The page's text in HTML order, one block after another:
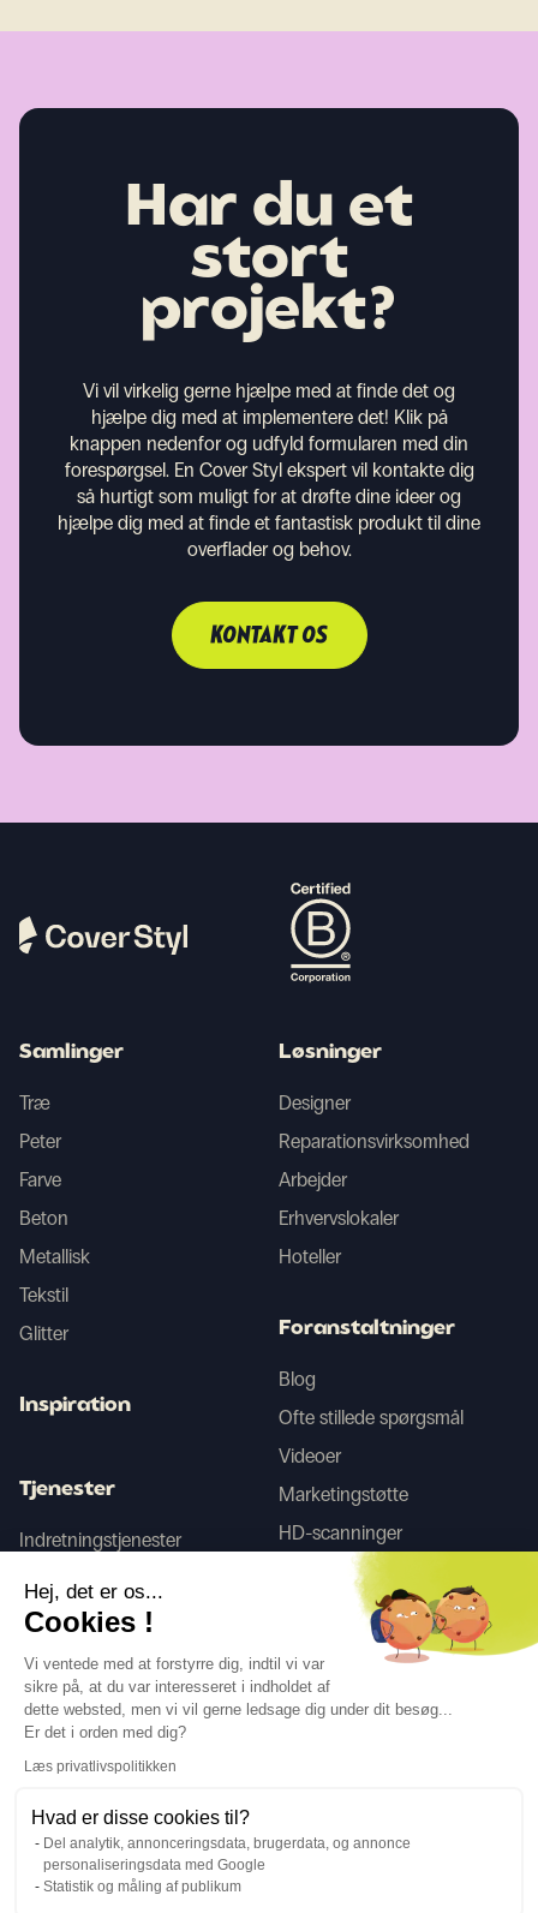
Har du et
stort
projekt?
Vi vil virkelig gerne hjælpe med at finde det og
hjælpe dig med at implementere det! Klik på
knappen nedenfor og udfyld formularen med din
forespørgsel. En Cover Styl ekspert vil kontakte dig
så hurtigt som muligt for at drøfte dine ideer og
hjælpe dig med at finde et fantastisk produkt til dine
overflader og behov.
KONTAKT OS
Følg os
Samlinger
Træ
Peter
Farve
Beton
Metallisk
Tekstil
Glitter
Inspiration
Tjenester
Indretningstjenester
Løsninger
Designer
Reparationsvirksomhed
Arbejder
Erhvervslokaler
Hoteller
Foranstaltninger
Blog
Ofte stillede spørgsmål
Videoer
Marketingstøtte
HD-scanninger
Juridiske oplysningerPrivatlivspolitik
Sprog DA ↓
Hej, det er os...
Cookies !
Vi ventede med at forstyrre dig, indtil vi var
sikre på, at du var interesseret i indholdet af
dette websted, men vi vil gerne ledsage dig under dit besøg...
Er det i orden med dig?
Læs privatlivspolitikken
Hvad er disse cookies til?
Del analytik, annonceringsdata, brugerdata, og annonce
personaliseringsdata med Google
Statistik og måling af publikum